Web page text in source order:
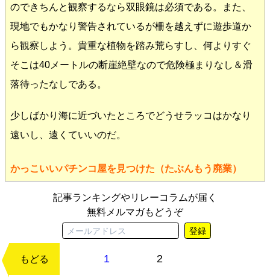
のできちんと観察するなら双眼鏡は必須である。また、
現地でもかなり警告されているが柵を越えずに遊歩道か
ら観察しよう。貴重な植物を踏み荒らすし、何よりすぐ
そこは40メートルの断崖絶壁なので危険極まりなし＆滑
落待ったなしである。
少しばかり海に近づいたところでどうせラッコはかなり
遠いし、遠くていいのだ。
かっこいいパチンコ屋を見つけた（たぶんもう廃業）
記事ランキングやリレーコラムが届く
無料メルマガもどうぞ
登録
もどる 1 2